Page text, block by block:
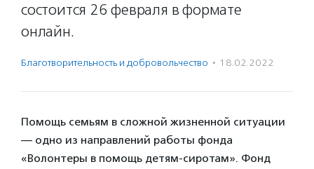
состоится 26 февраля в формате
онлайн.
Благотвори­тель­ность и доброволь­чест­во · 18.02.2022
Помощь семьям в сложной жизненной ситуации
— одно из направлений работы фонда
«Волонтеры в помощь детям-сиротам». Фонд